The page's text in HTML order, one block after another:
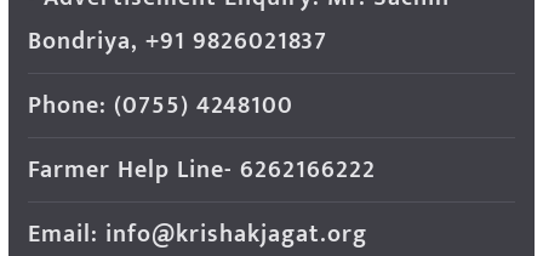
Bondriya, +91 9826021837
Phone: (0755) 4248100
Farmer Help Line- 6262166222
Email: info@krishakjagat.org